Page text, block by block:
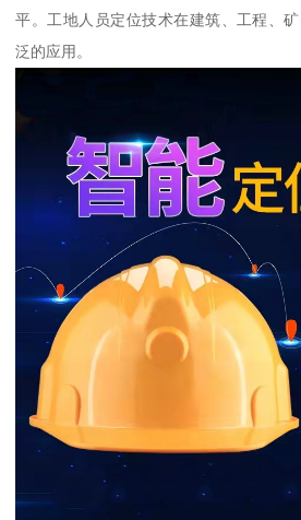
平。工地人员定位技术在建筑、工程、
泛的应用。